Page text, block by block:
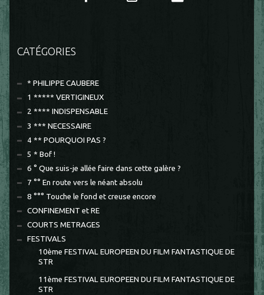
CATÉGORIES
* PHILIPPE CAUBERE
1 ***** VERTIGINEUX
2 **** INDISPENSABLE
3 *** NECESSAIRE
4 ** POURQUOI PAS ?
5 * Bof !
6 ° Que suis-je allée faire dans cette galère ?
7 °° En route vers le néant absolu
8 °°° Touche le fond et creuse encore
CONFINEMENT et RE
COURTS METRAGES
FESTIVALS
10ème FESTIVAL EUROPEEN DU FILM FANTASTIQUE DE
STR
11ème FESTIVAL EUROPEEN DU FILM FANTASTIQUE DE
STR